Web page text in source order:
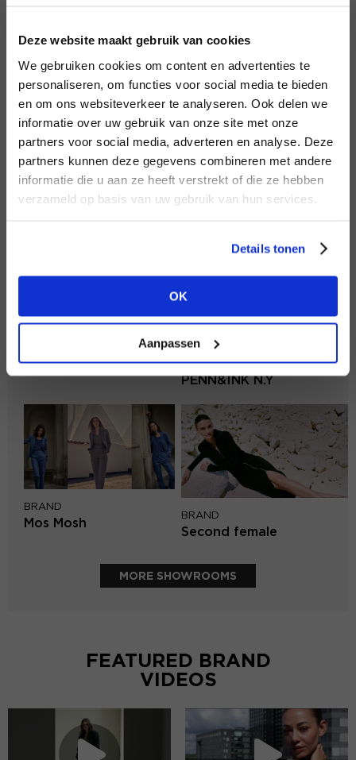
Deze website maakt gebruik van cookies
We gebruiken cookies om content en advertenties te
personaliseren, om functies voor social media te bieden
en om ons websiteverkeer te analyseren. Ook delen we
informatie over uw gebruik van onze site met onze
partners voor social media, adverteren en analyse. Deze
partners kunnen deze gegevens combineren met andere
informatie die u aan ze heeft verstrekt of die ze hebben
verzameld op basis van uw gebruik van hun services.
Details tonen
OK
Aanpassen
LOGIN
Password
LOGIN
NO ACCOUNT YET?
DON’T HAVE AN ACCOUNT
YET?
view the other options.
VIEW ALL OPTIONS
Knit-ted
BRAND
Lofty Manner
BRAND
BRAND
PENN&INK N.Y
BRAND
Mos Mosh
BRAND
Second female
MORE SHOWROOMS
FEATURED BRAND
VIDEOS